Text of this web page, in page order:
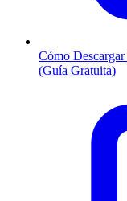
Cómo
(Guía Gratuita)